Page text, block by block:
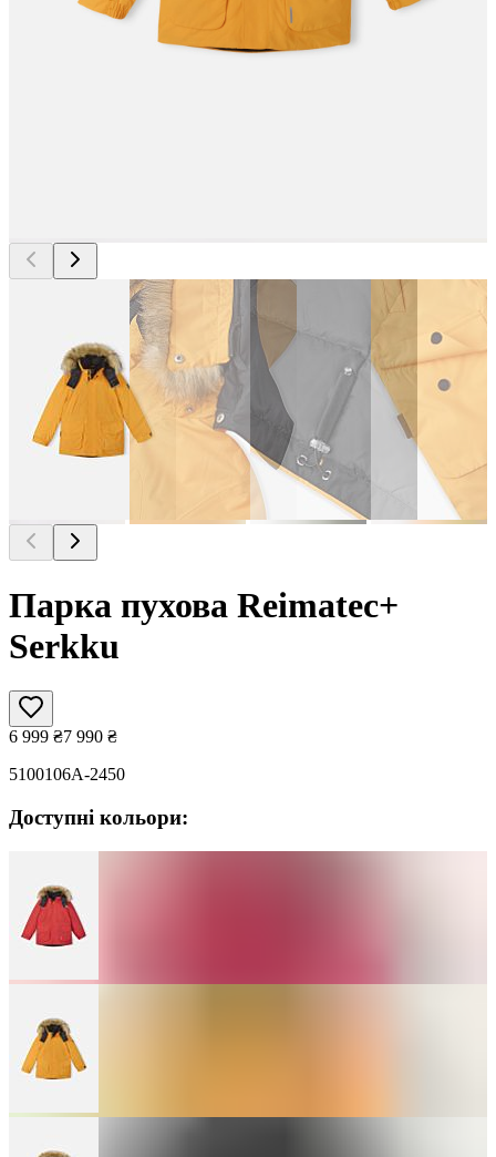
Парка пухова Reimatec+
Serkku
6 999 ₴7 990 ₴
5100106A-2450
Доступні кольори: